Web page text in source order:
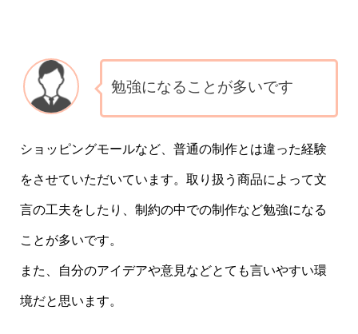
勉強になることが多いです
ショッピングモールなど、普通の制作とは違った経験
をさせていただいています。取り扱う商品によって文
言の工夫をしたり、制約の中での制作など勉強になる
ことが多いです。
また、自分のアイデアや意見などとても言いやすい環
境だと思います。